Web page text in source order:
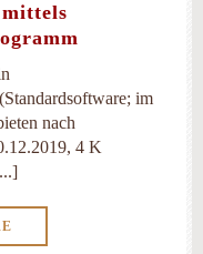
mittels
im
nach
4 K